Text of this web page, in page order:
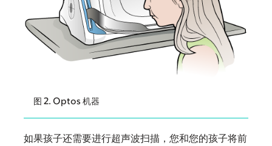
图 2. Optos 机器
如果孩子还需要进行超声波扫描，您和您的孩子将前